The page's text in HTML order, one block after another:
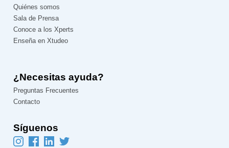
Quiénes somos
Sala de Prensa
Conoce a los Xperts
Enseña en Xtudeo
¿Necesitas ayuda?
Preguntas Frecuentes
Contacto
Síguenos